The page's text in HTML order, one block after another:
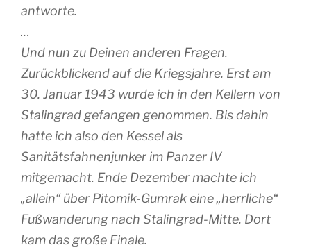
antworte.
…
Und nun zu Deinen anderen Fragen.
Zurückblickend auf die Kriegsjahre. Erst am
30. Januar 1943 wurde ich in den Kellern von
Stalingrad gefangen genommen. Bis dahin
hatte ich also den Kessel als
Sanitätsfahnenjunker im Panzer IV
mitgemacht. Ende Dezember machte ich
„allein“ über Pitomik-Gumrak eine „herrliche“
Fußwanderung nach Stalingrad-Mitte. Dort
kam das große Finale.